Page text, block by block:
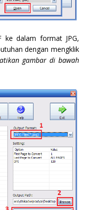
ke dalam format JPG,
dengan mengklik
gambar di bawah